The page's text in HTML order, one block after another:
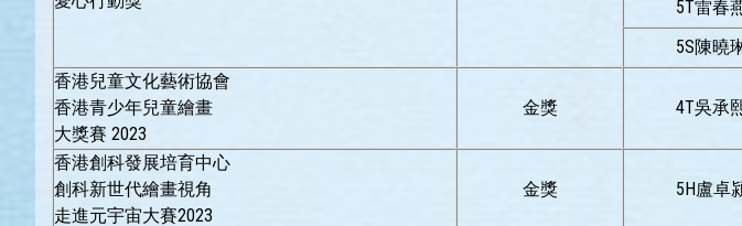
5T雷春
5S陳曉
香港兒童文化藝術協會
香港青少年兒童繪畫
大獎賽 2023
金獎 4T吳承
香港創科發展培育中心
創科新世代繪畫視角
走進元宇宙大賽2023
金獎 5H盧卓